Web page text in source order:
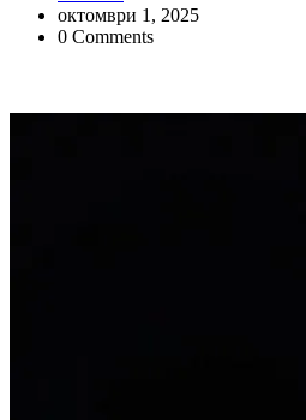
октомври 1, 2025
0 Comments